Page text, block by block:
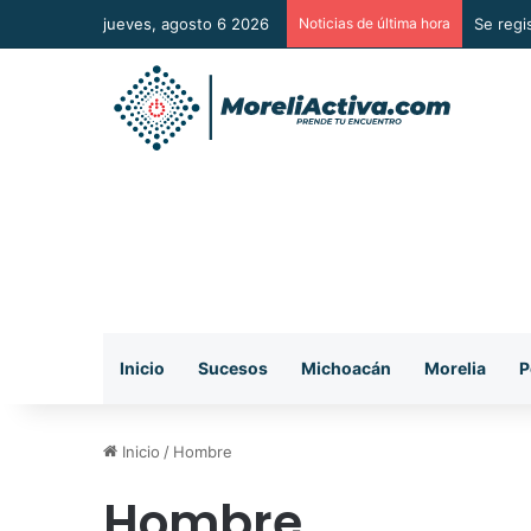
jueves, agosto 6 2026 Noticias de última hora
Inicio Sucesos Michoacán Morelia
Inicio / Hombre